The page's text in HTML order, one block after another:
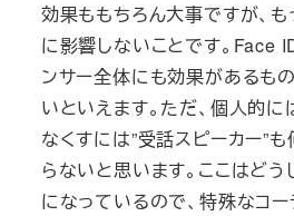
効果ももちろん大事ですが、
に影響しないことです。Face
ンサー全体にも効果があるも
いといえます。ただ、個人的に
なくすには”受話スピーカー”
らないと思います。ここはど
になっているので、特殊なコ